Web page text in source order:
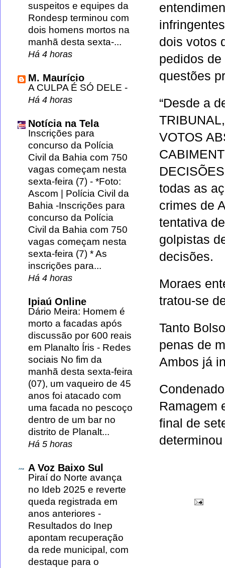
dois votos
pedidos
questões
“Desde a
TRIBUNAL
VOTOS
todas as
crimes de
tentativa
golpistas
decisões.
Moraes
tratou-se
Tanto
penas de
Ambos já
Ramagem
final de
suspeitos e equipes da
Rondesp terminou com
dois homens mortos na
manhã desta sexta-...
Há 4 horas
M. Maurício
A CULPA É SÓ DELE -
Há 4 horas
Notícia na Tela
Inscrições para
concurso da Polícia
Civil da Bahia com 750
vagas começam nesta
sexta-feira (7) - *Foto:
Ascom | Polícia Civil da
Bahia -Inscrições para
concurso da Polícia
Civil da Bahia com 750
vagas começam nesta
sexta-feira (7) * As
inscrições para...
Há 4 horas
Ipiaú Online
Dário Meira: Homem é
morto a facadas após
discussão por 600 reais
em Planalto Íris - Redes
sociais No fim da
manhã desta sexta-feira
(07), um vaqueiro de 45
anos foi atacado com
uma facada no pescoço
dentro de um bar no
distrito de Planalt...
Há 5 horas
A Voz Baixo Sul
Piraí do Norte avança
no Ideb 2025 e reverte
queda registrada em
anos anteriores -
Resultados do Inep
apontam recuperação
da rede municipal, com
destaque para o